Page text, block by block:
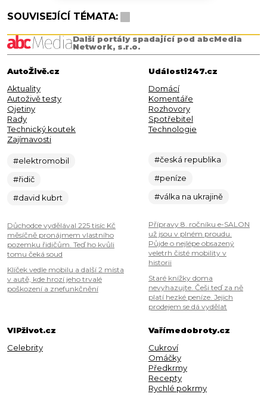
SOUVISEJÍCÍ TÉMATA:
Další portály spadající pod abcMedia
Network, s.r.o.
AutoŽivě.cz
Aktuality
Autoživě testy
Ojetiny
Rady
Technický koutek
Zajímavosti
#elektromobil
#řidič
#david kubrt
Důchodce vydělával 225 tisíc Kč
měsíčně pronájmem vlastního
pozemku řidičům. Teď ho kvůli
tomu čeká soud
Klíček vedle mobilu a další 2 místa
v autě, kde hrozí jeho trvalé
poškození a znefunkčnění
Události247.cz
Domácí
Komentáře
Rozhovory
Spotřebitel
Technologie
#česká republika
#peníze
#válka na ukrajině
Přípravy 8. ročníku e-SALON
už jsou v plném proudu.
Půjde o nejlépe obsazený
veletrh čisté mobility v
historii
Staré knížky doma
nevyhazujte. Češi teď za ně
platí hezké peníze. Jejich
prodejem se dá vydělat
VIPživot.cz
Celebrity
Vařímedobroty.cz
Cukroví
Omáčky
Předkrmy
Recepty
Rychlé pokrmy